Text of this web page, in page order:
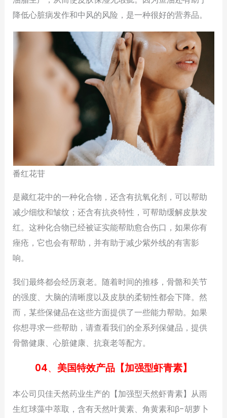
降低心脏病发作和中风的风险，是一种很好的营养品。
番红花苷
是藏红花中的一种化合物，还含有抗氧化剂，可以帮助
减少细纹和皱纹；还含有抗炎特性，可帮助缓解皮肤发
红。这种化合物已经被证实能帮助愈合伤口，如果你有
痤疮，它也会有帮助，并有助于减少紫外线的有害影
响。
我们最终都会经历衰老。随着时间的推移，骨骼和关节
的强度、大脑的清晰度以及皮肤的柔韧性都会下降。然
而，某些保健品在这些方面提供了一些能力帮助。如果
你想寻求一些帮助，请查看我们的全系列保健品，提供
骨骼健康、心脏健康、抗衰老等配方。
04、 美国特效产品【加强型虾青素】
本公司贝佳天然药业生产的【加强型天然虾青素】从雨
生红球藻中萃取，含有天然叶黄素、角黄素和β-胡萝卜